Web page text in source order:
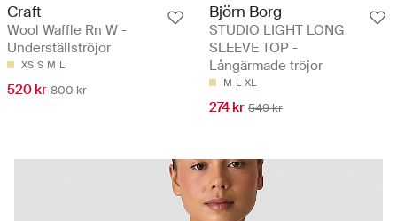
Craft
Wool Waffle Rn W -
Underställströjor
XS S M L
520 kr 800 kr
Björn Borg
STUDIO LIGHT LONG
SLEEVE TOP -
Långärmade tröjor
M L XL
274 kr 549 kr